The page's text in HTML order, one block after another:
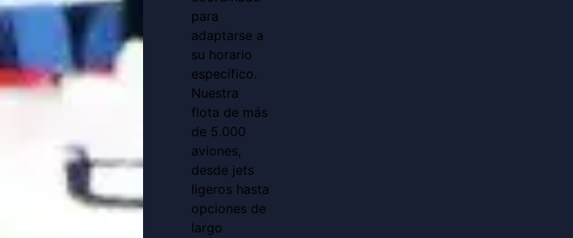
para
adaptarse a
su horario
específico.
Nuestra
flota de más
de 5.000
aviones,
desde jets
ligeros hasta
opciones de
largo